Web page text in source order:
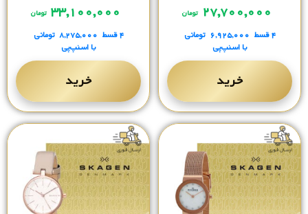
۲۷,۷۰۰,۰۰۰ تومان
۴ قسط ۶,۹۲۵,۰۰۰ تومانی
با اسنپ‌پی
خرید
۳۳,۱۰۰,۰۰۰ تومان
۴ قسط ۸,۲۷۵,۰۰۰ تومانی
با اسنپ‌پی
خرید